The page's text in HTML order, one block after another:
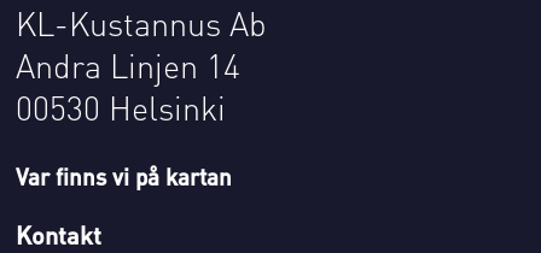
KL-Kustannus Ab
Andra Linjen 14
00530 Helsinki
Var finns vi på kartan
Kontakt